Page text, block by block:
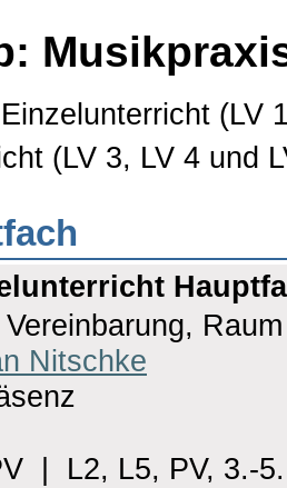
(LV
(LV 3, LV 4 und
Nitschke
| L2, L5, PV, 3.-